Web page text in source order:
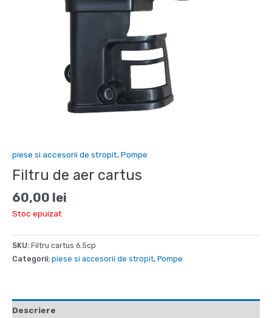
piese si accesorii de stropit,Pompe
Filtru de aer cartus
60,00 lei
Stoc epuizat
SKU: Filtru cartus 6.5cp
Categorii: piese si accesorii de stropit, Pompe
Descriere